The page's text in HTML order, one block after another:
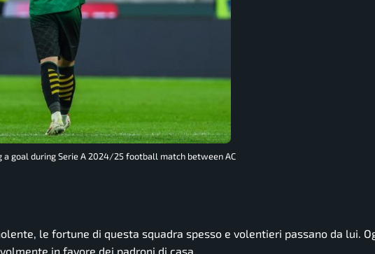
goal during Serie A 2024/25 football match between AC
le fortune di questa squadra spesso e volentieri passano da lui.
in favore dei padroni di casa.